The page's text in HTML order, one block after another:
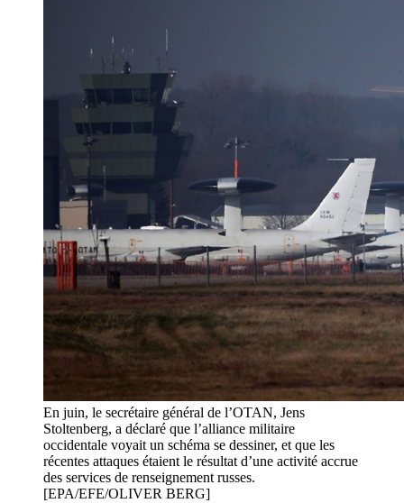
En juin, le secrétaire général de l’OTAN, Jens
Stoltenberg, a déclaré que l’alliance militaire
occidentale voyait un schéma se dessiner, et que les
récentes attaques étaient le résultat d’une activité accrue
des services de renseignement russes.
[EPA/EFE/OLIVER BERG]